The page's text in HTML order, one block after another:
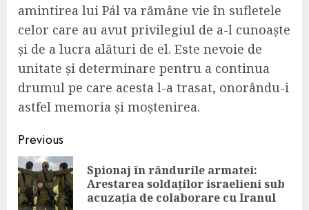
amintirea lui Pál va rămâne vie în sufletele
celor care au avut privilegiul de a-l cunoaște
și de a lucra alături de el. Este nevoie de
unitate și determinare pentru a continua
drumul pe care acesta l-a trasat, onorându-i
astfel memoria și moștenirea.
Continue
Reading
Previous
Spionaj în rândurile armatei:
Arestarea soldaților israelieni sub
acuzația de colaborare cu Iranul